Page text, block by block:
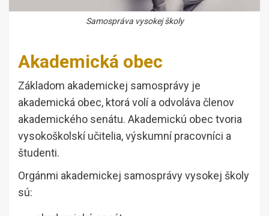
Samospráva vysokej školy
Akademická obec
Základom akademickej samosprávy je
akademická obec, ktorá volí a odvoláva členov
akademického senátu. Akademickú obec tvoria
vysokoškolskí učitelia, výskumní pracovníci a
študenti.
Orgánmi akademickej samosprávy vysokej školy
sú: